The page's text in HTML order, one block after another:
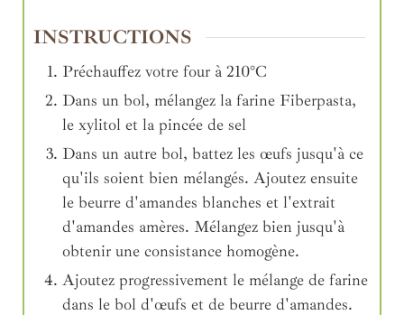
INSTRUCTIONS
Préchauffez votre four à 210°C
Dans un bol, mélangez la farine Fiberpasta,
le xylitol et la pincée de sel
Dans un autre bol, battez les œufs jusqu'à ce
qu'ils soient bien mélangés. Ajoutez ensuite
le beurre d'amandes blanches et l'extrait
d'amandes amères. Mélangez bien jusqu'à
obtenir une consistance homogène.
Ajoutez progressivement le mélange de farine
dans le bol d'œufs et de beurre d'amandes.